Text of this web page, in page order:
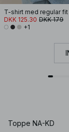
T-shirt med regular fit
DKK 125.30 DKK 179
+1
Toppe NA-KD